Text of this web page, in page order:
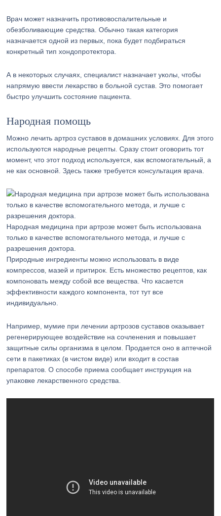
Врач может назначить противовоспалительные и
обезболивающие средства. Обычно такая категория
назначается одной из первых, пока будет подбираться
конкретный тип хондопротектора.
А в некоторых случаях, специалист назначает уколы, чтобы
напрямую ввести лекарство в больной сустав. Это помогает
быстро улучшить состояние пациента.
Народная помощь
Можно лечить артроз суставов в домашних условиях. Для этого
используются народные рецепты. Сразу стоит оговорить тот
момент, что этот подход используется, как вспомогательный, а
не как основной. Здесь также требуется консультация врача.
Народная медицина при артрозе может быть использована
только в качестве вспомогательного метода, и лучше с
разрешения доктора.
Природные ингредиенты можно использовать в виде
компрессов, мазей и притирок. Есть множество рецептов, как
компоновать между собой все вещества. Что касается
эффективности каждого компонента, тот тут все
индивидуально.
Например, мумие при лечении артрозов суставов оказывает
регенерирующее воздействие на сочленения и повышает
защитные силы организма в целом. Продается оно в аптечной
сети в пакетиках (в чистом виде) или входит в состав
препаратов. О способе приема сообщает инструкция на
упаковке лекарственного средства.